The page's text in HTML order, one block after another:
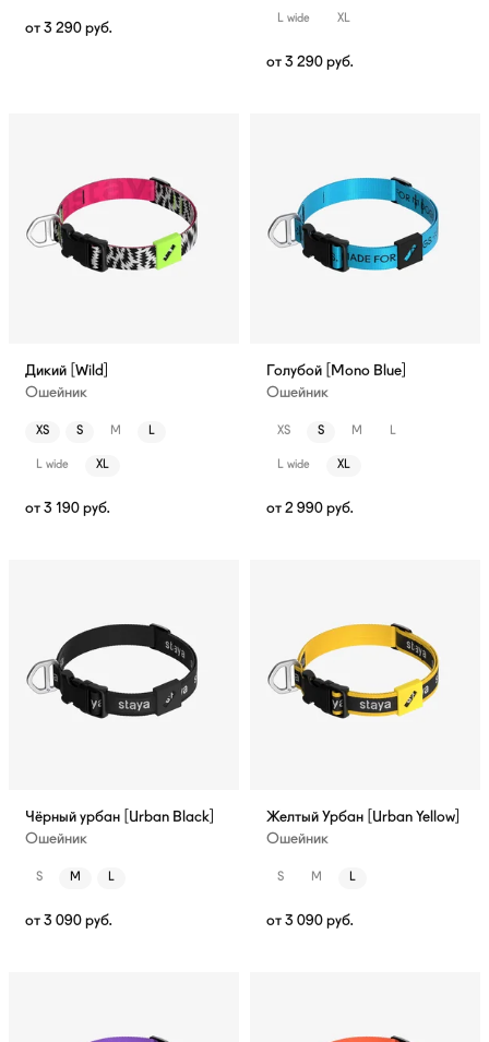
от 3 290 руб.
L wide XL
от 3 290 руб.
Дикий [Wild]
Ошейник
XS S M L
L wide XL
от 3 190 руб.
Голубой [Mono Blue]
Ошейник
XS S M L
L wide XL
от 2 990 руб.
Чёрный урбан [Urban Black]
Ошейник
S M L
от 3 090 руб.
Желтый Урбан [Urban Yellow]
Ошейник
S M L
от 3 090 руб.